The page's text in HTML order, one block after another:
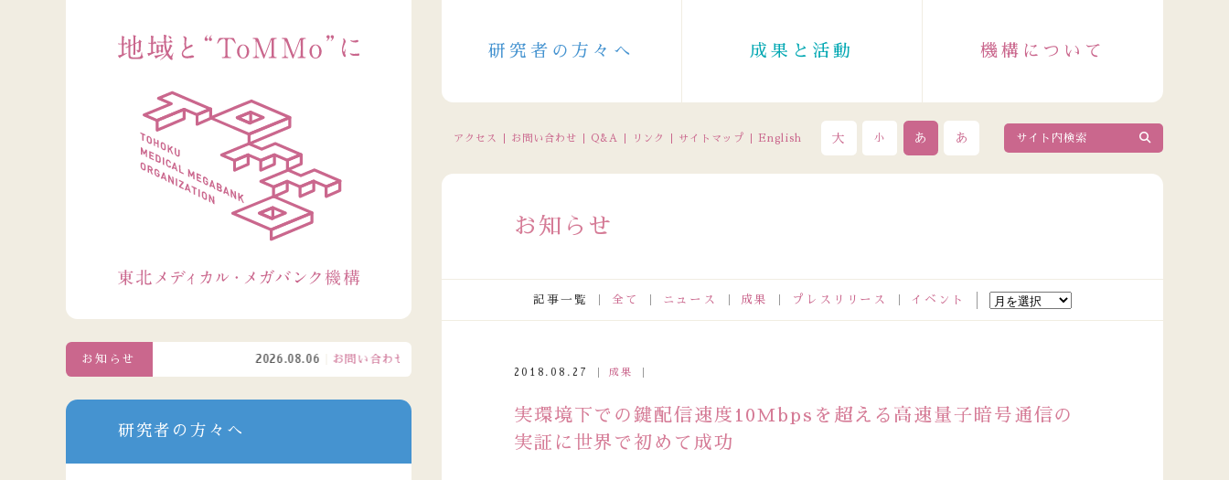
研究者の方々へ 成果と活動 機構について
アクセス お問い合わせ Q&A リンク サイトマップ English 大 小 あ あ
お知らせ
記事一覧 全て ニュース 成果 プレスリリース イベント
2018.08.27 成果
実環境下での鍵配信速度10Mbpsを超える高速量子暗号通信の
実証に世界で初めて成功
お知らせ 2026.08.06 お問い合わせ窓口電話受付の休止について（2026/8/11～8/16（一部8/10～））
研究者の方々へ